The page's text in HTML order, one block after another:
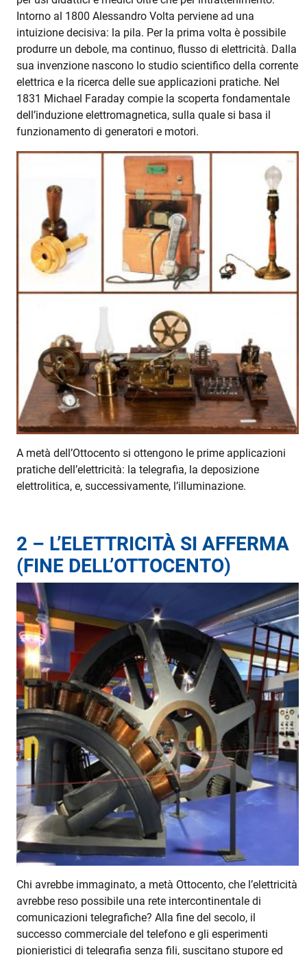
Intorno al 1800 Alessandro Volta perviene ad una
intuizione decisiva: la pila. Per la prima volta è possibile
produrre un debole, ma continuo, flusso di elettricità. Dalla
sua invenzione nascono lo studio scientifico della corrente
elettrica e la ricerca delle sue applicazioni pratiche. Nel
1831 Michael Faraday compie la scoperta fondamentale
dell’induzione elettromagnetica, sulla quale si basa il
funzionamento di generatori e motori.
A metà dell’Ottocento si ottengono le prime applicazioni
pratiche dell’elettricità: la telegrafia, la deposizione
elettrolitica, e, successivamente, l’illuminazione.
2 – L’ELETTRICITÀ SI AFFERMA
(FINE DELL’OTTOCENTO)
Chi avrebbe immaginato, a metà Ottocento, che l’elettricità
avrebbe reso possibile una rete intercontinentale di
comunicazioni telegrafiche? Alla fine del secolo, il
successo commerciale del telefono e gli esperimenti
pionieristici di telegrafia senza fili, suscitano stupore ed